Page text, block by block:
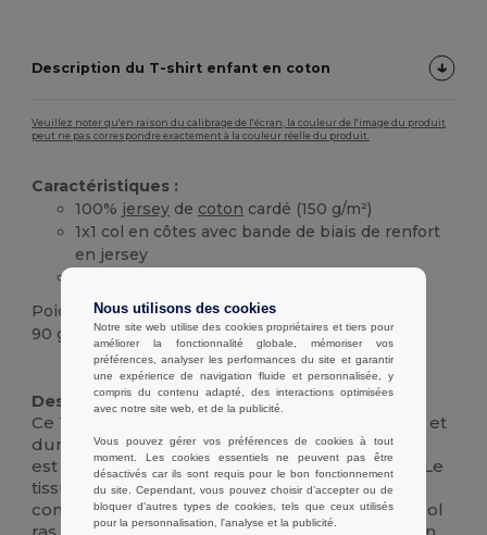
Description du T-shirt enfant en coton
Veuillez noter qu'en raison du calibrage de l'écran, la couleur de l'image du produit
peut ne pas correspondre exactement à la couleur réelle du produit.
Caractéristiques :
100% jersey de coton cardé (150 g/m²)
1x1 col en côtes avec bande de biais de renfort
en jersey
Poids
90 g.
Stock élévé Personnalisé
Description :
Ce T-shirt
est un essentiel confortable et
durable de la garde-robe de chaque enfant. Il
est fabriqué en jersey decoton cardé à 100 %. Le
tissu doux et respirant (150 g/m²) assure un
confort tout au long de la journée. Doté d'un col
ras du cou classique et d'une bande de biais en
Nous utilisons des cookies
Notre site web utilise des cookies propriétaires et tiers pour
améliorer la fonctionnalité globale, mémoriser vos
préférences, analyser les performances du site et garantir
une expérience de navigation fluide et personnalisée, y
compris du contenu adapté, des interactions optimisées
avec notre site web, et de la publicité.
Vous pouvez gérer vos préférences de cookies à tout
moment. Les cookies essentiels ne peuvent pas être
désactivés car ils sont requis pour le bon fonctionnement
du site. Cependant, vous pouvez choisir d’accepter ou de
bloquer d'autres types de cookies, tels que ceux utilisés
pour la personnalisation, l'analyse et la publicité.